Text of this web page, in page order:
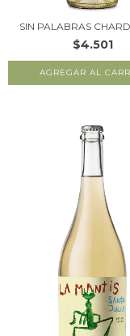
SIN PALABRAS
$4.501